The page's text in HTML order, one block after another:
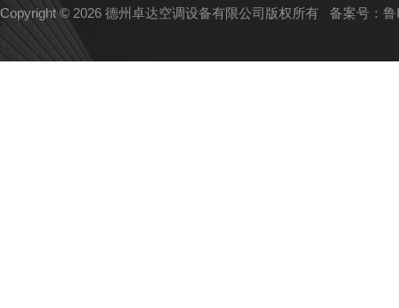
Copyright © 2026 德州卓达空调设备有限公司版权所有 备案号：